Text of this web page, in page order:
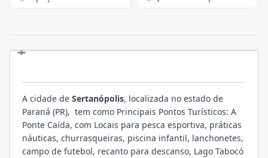
A cidade de Sertanópolis, localizada no estado de
Paraná (PR), tem como Principais Pontos Turísticos: A
Ponte Caída, com Locais para pesca esportiva, práticas
náuticas, churrasqueiras, piscina infantil, lanchonetes,
campo de futebol, recanto para descanso, Lago Tabocó